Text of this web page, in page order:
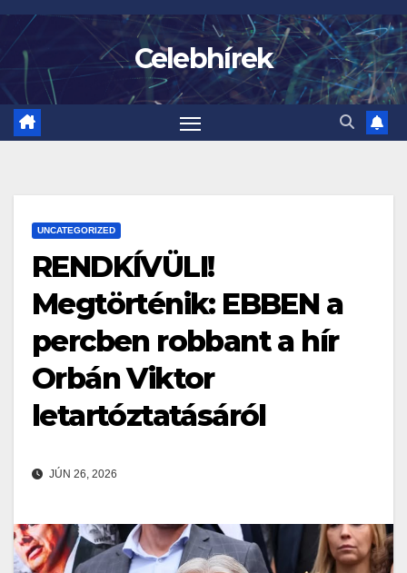
Skip
content
Celebhírek
UNCATEGORIZED
RENDKÍVÜLI!
Megtörténik: EBBEN a
percben robbant a hír
Orbán Viktor
letartóztatásáról
JÚN 26, 2026